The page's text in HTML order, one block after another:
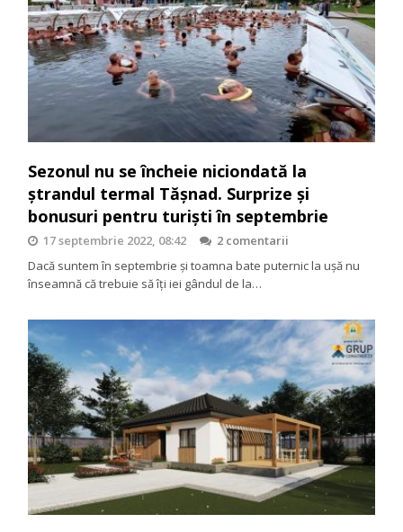
Sezonul nu se încheie niciondată la
ştrandul termal Tăşnad. Surprize şi
bonusuri pentru turişti în septembrie
17 septembrie 2022, 08:42
2 comentarii
Dacă suntem în septembrie și toamna bate puternic la ușă nu
înseamnă că trebuie să îți iei gândul de la…